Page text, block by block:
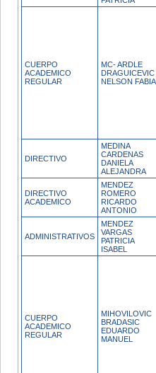
CUERPO
ACADEMICO
REGULAR
MC- ARDLE
DRAGUICEVIC
NELSON
DIRECTIVO
MEDINA
CARDENAS
DANIELA
ALEJANDRA
DIRECTIVO
ACADEMICO
MENDEZ
ROMERO
RICARDO
ANTONIO
ADMINISTRATIVOS
MENDEZ
VARGAS
PATRICIA
ISABEL
CUERPO
ACADEMICO
REGULAR
MIHOVILOVIC
BRADASIC
EDUARDO
MANUEL